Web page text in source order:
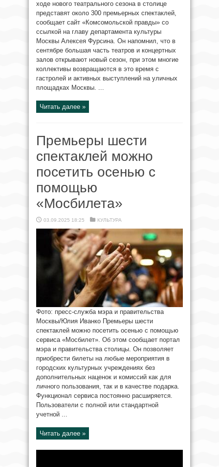
ходе нового театрального сезона в столице
представят около 300 премьерных спектаклей,
сообщает сайт «Комсомольской правды» со
ссылкой на главу департамента культуры
Москвы Алексея Фурсина. Он напомнил, что в
сентябре большая часть театров и концертных
залов открывают новый сезон, при этом многие
коллективы возвращаются в это время с
гастролей и активных выступлений на уличных
площадках Москвы. ...
Читать далее »
Премьеры шести
спектаклей можно
посетить осенью с
помощью
«Мосбилета»
03.09.2025 18:25 КУЛЬТУРА
Фото: пресс-служба мэра и правительства
Москвы/Юлия Иванко Премьеры шести
спектаклей можно посетить осенью с помощью
сервиса «Мосбилет». Об этом сообщает портал
мэра и правительства столицы. Он позволяет
приобрести билеты на любые мероприятия в
городских культурных учреждениях без
дополнительных наценок и комиссий как для
личного пользования, так и в качестве подарка.
Функционал сервиса постоянно расширяется.
Пользователи с полной или стандартной
учетной ...
Читать далее »